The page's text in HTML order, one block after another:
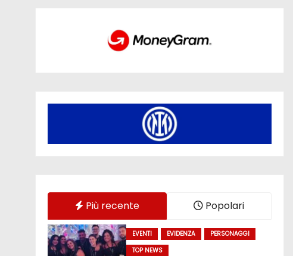
Più recente Popolari
EVENTI EVIDENZA
PERSONAGGI
TOP NEWS